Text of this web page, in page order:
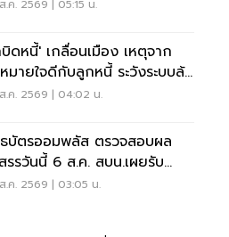
.ค. 2569 | 05:15 น.
ดหนี้' เกลื่อนเมือง เหตุจาก
มายใจดีกับลูกหนี้ ระวังระบบล้ม
ดมิโน่
.ค. 2569 | 04:02 น.
บัตรออมพลัส ตรวจสอบผล
รรวันนี้ 6 ส.ค. สบน.เผยรับ
ด 117,000 บาท
.ค. 2569 | 03:05 น.